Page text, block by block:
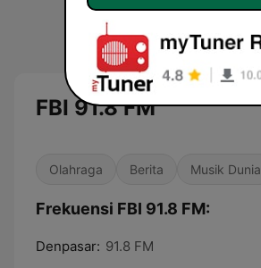
FBI 91.8 FM
Olahraga Berita Musik Dunia
Frekuensi FBI 91.8 FM:
Denpasar: 91.8 FM